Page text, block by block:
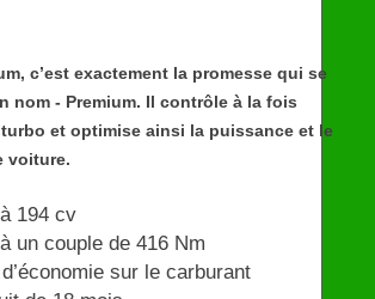
c’est exactement la promesse qui se
nom - Premium. Il contrôle à la fois
et optimise ainsi la puissance et le
voiture.
194 cv
un couple de 416 Nm
sur le carburant